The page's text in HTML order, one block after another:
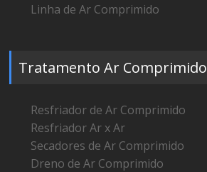
Linha de Ar Comprimido
Tratamento Ar Comprimido
Resfriador de Ar Comprimido
Resfriador Ar x Ar
Secadores de Ar Comprimido
Dreno de Ar Comprimido